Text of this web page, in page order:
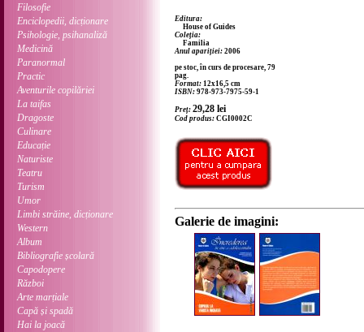
Filosofie
Enciclopedii, dicționare
Psihologie, psihanaliză
Medicină
Paranormal
Practic
Aventurile copilăriei
La taifas
Dragoste
Culinare
Educație
Naturiste
Teatru
Turism
Umor
Limbi străine, dicționare
Western
Album
Bibliografie școlară
Capodopere
Război
Arte marțiale
Capă și spadă
Hai la joacă
Editura:
House of Guides
Coleția:
Familia
Anul apariției: 2006
pe stoc, în curs de procesare, 79
pag.
Format: 12x16,5 cm
ISBN: 978-973-7975-59-1
Preț: 29,28 lei
Cod produs: CGI0002C
Galerie de imagini: